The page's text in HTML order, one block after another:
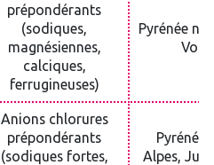
prépondérants
(sodiques,
magnésiennes,
calciques,
ferrugineuses)
Pyrénée
Anions chlorures
prépondérants
(sodiques fortes,
Alpes,